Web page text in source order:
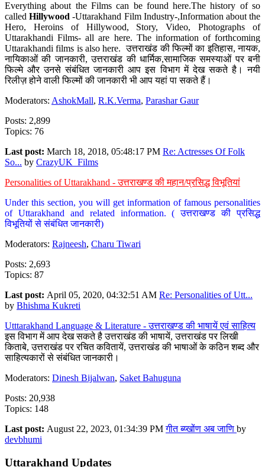
Everything about the Films can be found here.The history of so
calledHillywood-Uttarakhand Film Industry-,Information about the
Hero, Heroins of Hillywood, Story, Video, Photographs of
Uttarakhandi Films- all are here. The information of forthcoming
Uttarakhandi films is also here. उत्तराखंड की फिल्मों का इतिहास, नायक,
नायिकाओं की जानकारी, उत्तराखंड की धार्मिक,सामाजिक समस्याओं पर बनी
फिल्मे और उनसे संबंधित जानकारी आप इस विभाग में देख सकते है। नयी
रिलीज़ होने वाली फिल्मों की जानकारी भी आप यहां पा सकते हैं।
Moderators: AshokMall, R.K.Verma, Parashar Gaur
Posts: 2,899
Topics: 76
Last post: March 18, 2018, 05:48:17 PM Re: Actresses Of Folk
So... by CrazyUK_Films
Personalities of Uttarakhand - उत्तराखण्ड की महान/प्रसिद्ध विभूतियां
Under this section, you will get information of famous personalities
of Uttarakhand and related information. ( उत्तराखण्ड की प्रसिद्ध
विभूतियों से संबंधित जानकारी)
Moderators: Rajneesh, Charu Tiwari
Posts: 2,693
Topics: 87
Last post: April 05, 2020, 04:32:51 AM Re: Personalities of Utt...
by Bhishma Kukreti
Utttarakhand Language & Literature - उत्तराखण्ड की भाषायें एवं साहित्य
इस विभाग में आप देख सकते है उत्तराखंड की भाषायें, उत्तराखंड पर लिखी
किताबे, उत्तराखंड पर रचित कवितायें, उत्तराखंड की भाषाओं के कठिन शब्द और
साहित्यकारों से संबंधित जानकारी।
Moderators: Dinesh Bijalwan, Saket Bahuguna
Posts: 20,938
Topics: 148
Last post: August 22, 2023, 01:34:39 PMगीत ब्य्खोंण अब जाणि by
devbhumi
Uttarakhand Updates